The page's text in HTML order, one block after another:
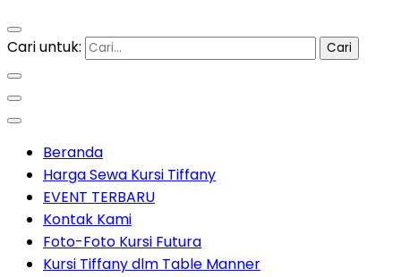
Cari untuk:
Beranda
Harga Sewa Kursi Tiffany
EVENT TERBARU
Kontak Kami
Foto-Foto Kursi Futura
Kursi Tiffany dlm Table Manner